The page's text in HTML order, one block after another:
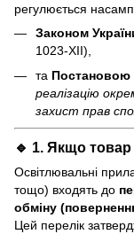
регулюється
Законом
1023-XII),
та Постановою
реалізацію
захист прав
🔹 1. Якщо товар
Освітлювальні
тощо) входять до
обміну
Цей перелік